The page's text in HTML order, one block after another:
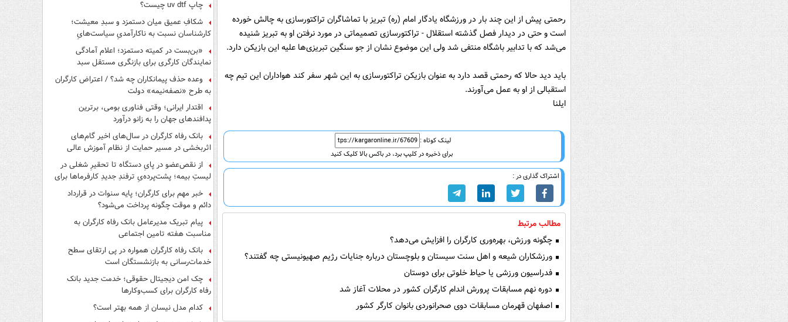
رحمتی پیش از این چند بار در ورزشگاه یادگار امام (ره) تبریز با تماشاگران تراکتورسازی به چالش خورده
است و حتی در دیدار فصل گذشته استقلال - تراکتورسازی تصمیماتی در مورد نرفتن او به تبریز شنیده
می‌شد که با تدابیر باشگاه منتفی شد ولی این موضوع نشان از جو سنگین تبریزی‌ها علیه این بازیکن دارد.
باید دید حالا که رحمتی قصد دارد به عنوان بازیکن تراکتورسازی به این شهر سفر کند هواداران این تیم چه
استقبالی از او به عمل می‌آورند.
ایلنا
لینک کوتاه :
برای ذخیره در کلیپ برد، در باکس بالا کلیک کنید
اشتراک گذاری در :
مطالب مرتبط
چگونه ورزش، بهره‌وری کارگران را افزایش می‌دهد؟
ورزشکاران شیعه و اهل سنت سیستان و بلوچستان درباره جنایات رژیم صهیونیستی چه گفتند؟
فدراسیون ورزشی یا حیاط خلوتی برای دوستان
دوره نهم مسابقات پرورش اندام کارگران کشور در محلات آغاز شد
اصفهان قهرمان مسابقات دوی صحرانوردی بانوان کارگر کشور
چاپ uv dtf چیست؟
شکافِ عمیق میان دستمزد و سبدِ معیشت؛
کارشناسان نسبت به ناکارآمدیِ سیاست‌هایِ
حمایتی هشدار دادند
«بن‌بست در کمیته دستمزد؛ اعلام آمادگی
نمایندگان کارگری برای بازنگری مستقل سبد
وعده حذف پیمانکاران چه شد؟ / اعتراض کارگران
به طرح «نصفه‌نیمه» دولت
اقتدار ایرانی؛ وقتی فناوری بومی، برترین
پدافندهای جهان را به زانو درآورد
بانک رفاه کارگران در سال‌های اخیر گام‌های
اثربخشی در مسیر حمایت از نظام آموزش عالی
برداشته است
از نقص‌عضو در پایِ دستگاه تا تحقیرِ شغلی در
لیستِ بیمه؛ پشت‌پرده‌یِ ترفندِ جدیدِ کارفرماها برای
فرار از قانون چیست؟
خبر مهم برای کارگران؛ پایه سنوات در قرارداد
دائم و موقت چگونه پرداخت می‌شود؟
پیام تبریک مدیرعامل بانک رفاه کارگران به
مناسبت هفته تامین اجتماعی
بانک رفاه کارگران همواره در پی ارتقای سطح
خدمات‌رسانی به بازنشستگان است
چک امن دیجیتال حقوقی؛ خدمت جدید بانک
رفاه کارگران برای کسب‌وکارها
کدام مدل نیسان از همه بهتر است؟